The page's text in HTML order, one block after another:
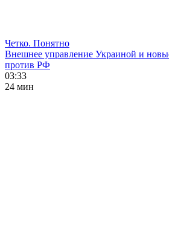
Четко. Понятно
Внешнее управление Украиной и
против РФ
03:33
24 мин